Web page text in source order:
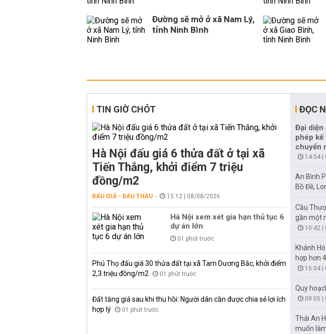
Đường sẽ mở ở xã Nam Lý,
tỉnh Ninh Bình
TIN GIỜ CHÓT
Hà Nội đấu giá 6 thửa đất ở tại xã
Tiến Thắng, khởi điểm 7 triệu
đồng/m2
ĐẤU GIÁ - ĐẤU THẦU 15:12 | 08/08/2026
Hà Nội xem xét gia hạn thủ tục 6
dự án lớn
01 phút trước
Phú Thọ đấu giá 30 thửa đất tại xã Tam Dương Bắc, khởi điểm
2,3 triệu đồng/m2
01 phút trước
Đất tăng giá sau khi thu hồi: Người dân cần được chia sẻ lợi ích
hợp lý
01 phút trước
ĐỌC
Đại diện
phép kế
chuyển
14:54 |
An Bình
Bồ Đề,
Cầu
gần một
10:42 |
Khánh
hợp hơn
15:04 |
Quy
09:05 |
Thái An
muốn